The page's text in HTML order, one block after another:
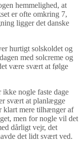
hemmelighed, at
er ofte omkring 7,
ligger det danske
hurtigt solskoldet og
med solcreme og
være svært at følge
nogle faste dage
svært at planlægge
klart mere tilhænger af
men for nogle vil det
dårligt vejr, det
det lidt svært ved.